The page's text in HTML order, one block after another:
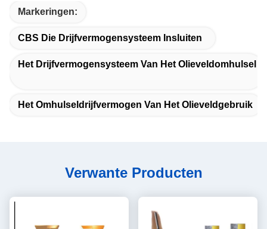
Markeringen:
CBS Die Drijfvermogensysteem Insluiten
Het Drijfvermogensysteem Van Het Olieveldomhulsel
Het Omhulseldrijfvermogen Van Het Olieveldgebruik
Verwante Producten